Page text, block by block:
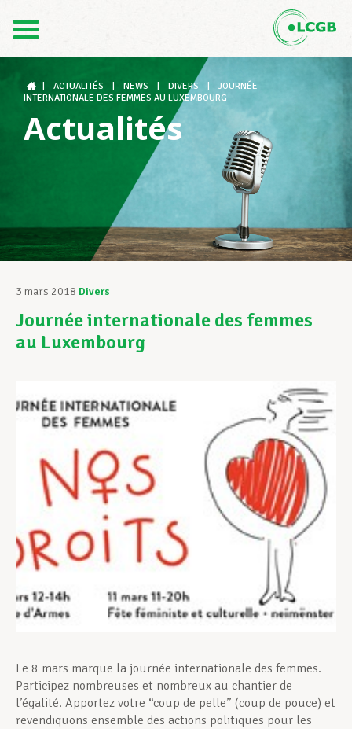
DE
Le LCGB
Structures syndicales
Assistance au Travail
Vos droits
Développement professionnel
Devenir Membre
ACTUALITÉS NEWS DIVERS
JOURNÉE
INTERNATIONALE DES FEMMES AU LUXEMBOURG
Actualités
3 mars 2018 Divers
Journée internationale des femmes
au Luxembourg
Le 8 mars marque la journée internationale des femmes.
Participez nombreuses et nombreux au chantier de
l’égalité. Apportez votre “coup de pelle” (coup de pouce) et
revendiquons ensemble des actions politiques pour les